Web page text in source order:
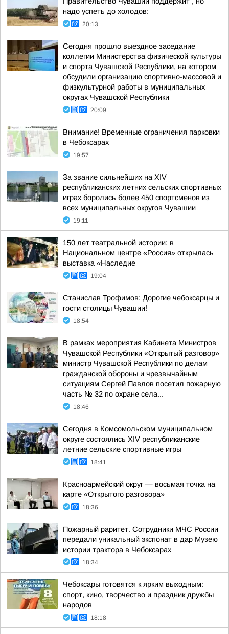
надо успеть до холодов:
20:13
Сегодня прошло выездное заседание
коллегии Министерства физической культуры
и спорта Чувашской Республики, на котором
обсудили организацию спортивно-массовой и
физкультурной работы в муниципальных
округах Чувашской Республики
20:09
Внимание! Временные ограничения парковки
в Чебоксарах
19:57
За звание сильнейших на XIV
республиканских летних сельских спортивных
играх боролись более 450 спортсменов из
всех муниципальных округов Чувашии
19:11
150 лет театральной истории: в
Национальном центре «Россия» открылась
выставка «Наследие
19:04
Станислав Трофимов: Дорогие чебоксарцы и
гости столицы Чувашии!
18:54
В рамках мероприятия Кабинета Министров
Чувашской Республики «Открытый разговор»
министр Чувашской Республики по делам
гражданской обороны и чрезвычайным
ситуациям Сергей Павлов посетил пожарную
часть № 32 по охране села...
18:46
Сегодня в Комсомольском муниципальном
округе состоялись XIV республиканские
летние сельские спортивные игры
18:41
Красноармейский округ — восьмая точка на
карте «Открытого разговора»
18:36
Пожарный раритет. Сотрудники МЧС России
передали уникальный экспонат в дар Музею
истории трактора в Чебоксарах
18:34
Чебоксары готовятся к ярким выходным:
спорт, кино, творчество и праздник дружбы
народов
18:18